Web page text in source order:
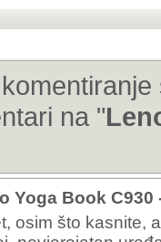
na "
Yoga Book
osim što kasnite,